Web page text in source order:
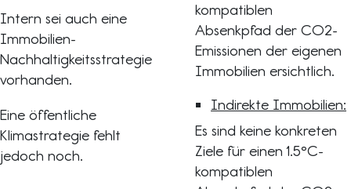
Intern sei auch eine
Immobilien-
Nachhaltigkeitsstrategie
vorhanden.
Eine öffentliche
Klimastrategie fehlt
jedoch noch.
kompatiblen
Absenkpfad der CO2-
Emissionen der eigenen
Immobilien ersichtlich.
Indirekte Immobilien:
Es sind keine konkreten
Ziele für einen 1.5°C-
kompatiblen